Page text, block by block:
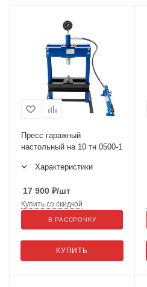
Пресс гаражный
настольный на 10 тн 0500-1
Характеристики
17 900 ₽/шт
КУПИТЬ
Купить со скидкой
В РАССРОЧКУ